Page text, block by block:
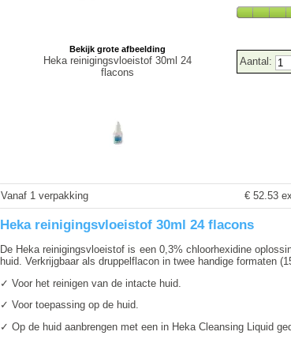
Bekijk grote afbeelding
Heka reinigingsvloeistof 30ml 24
flacons
Aantal:
Vanaf 1 verpakking € 52.53
Heka reinigingsvloeistof 30ml 24 flacons
De Heka reinigingsvloeistof is een 0,3% chloorhexidine
huid. Verkrijgbaar als druppelflacon in twee handige formaten
✓ Voor het reinigen van de intacte huid.
✓ Voor toepassing op de huid.
✓ Op de huid aanbrengen met een in Heka Cleansing Liquid